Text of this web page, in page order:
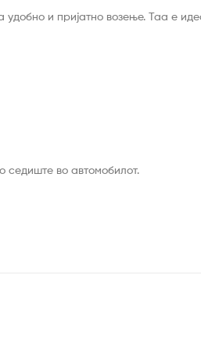
удобно и пријатно возење. Таа е
во автомобилот.